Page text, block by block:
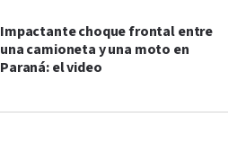
Impactante choque frontal entre
una camioneta y una moto en
Paraná: el video